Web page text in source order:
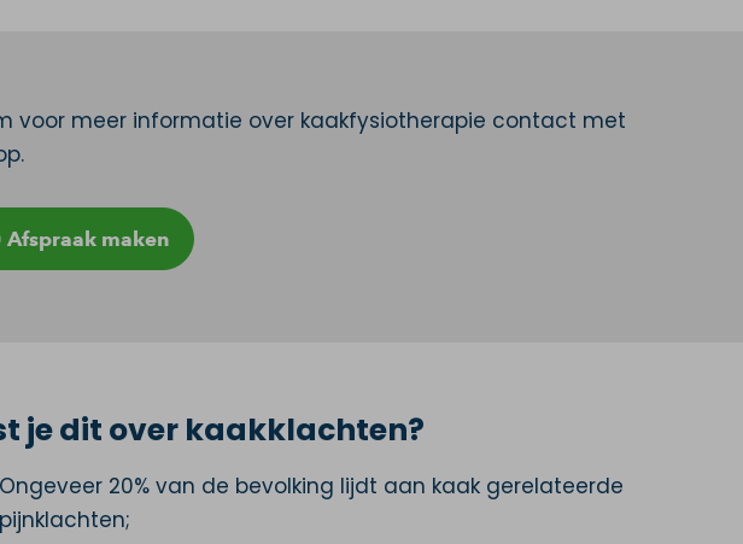
voor meer informatie over kaakfysiotherapie contact met
Afspraak maken
je dit over kaakklachten?
Ongeveer 20% van de bevolking lijdt aan kaak gerelateerde
pijnklachten;